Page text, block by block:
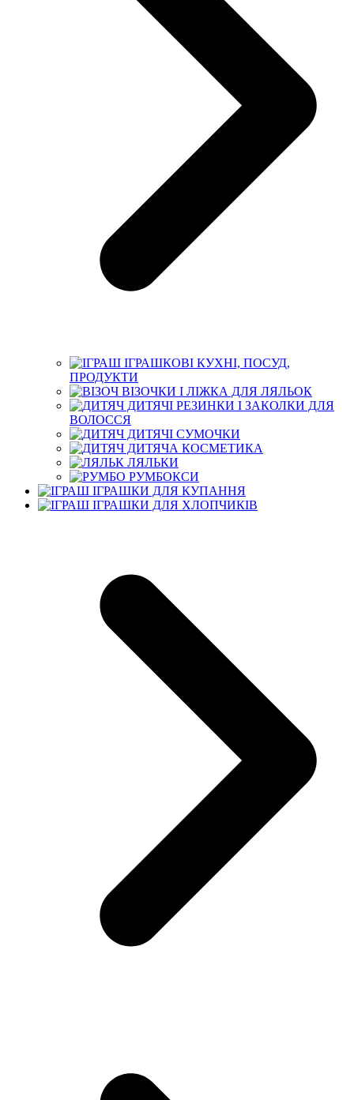
ІГРАШКОВІ КУХНІ, ПОСУД,
ПРОДУКТИ
ВІЗОЧКИ І ЛІЖКА ДЛЯ ЛЯЛЬОК
ДИТЯЧІ РЕЗИНКИ І ЗАКОЛКИ ДЛЯ
ВОЛОССЯ
ДИТЯЧІ СУМОЧКИ
ДИТЯЧА КОСМЕТИКА
ЛЯЛЬКИ
РУМБОКСИ
ІГРАШКИ ДЛЯ КУПАННЯ
ІГРАШКИ ДЛЯ ХЛОПЧИКІВ